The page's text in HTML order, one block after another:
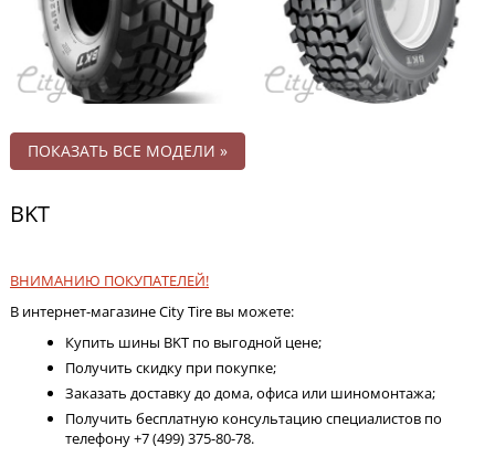
ПОКАЗАТЬ ВСЕ МОДЕЛИ »
BKT
ВНИМАНИЮ ПОКУПАТЕЛЕЙ!
В интернет-магазине City Tire вы можете:
Купить шины BKT по выгодной цене;
Получить скидку при покупке;
Заказать доставку до дома, офиса или шиномонтажа;
Получить бесплатную консультацию специалистов по
телефону +7 (499) 375-80-78.